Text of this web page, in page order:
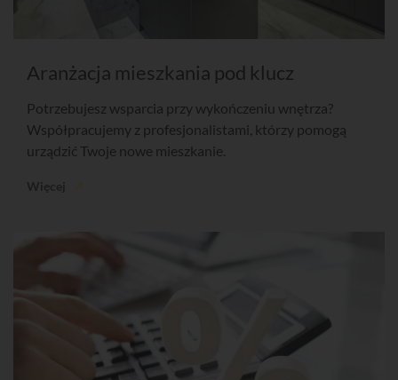
Aranżacja mieszkania pod klucz
Potrzebujesz wsparcia przy wykończeniu wnętrza?
Współpracujemy z profesjonalistami, którzy pomogą
urządzić Twoje nowe mieszkanie.